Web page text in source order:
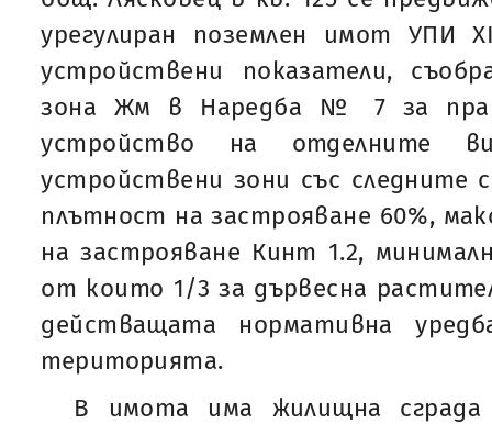
урегулиран поземлен имот УПИ
устройствени показатели,
зона Жм в Наредба № 7 за
устройство на отделните
устройствени зони със следните
плътност на застрояване 60%,
на застрояване Кинт 1.2,
от които 1/3 за дървесна
действащата нормативна
територията.
В имота има жилищна